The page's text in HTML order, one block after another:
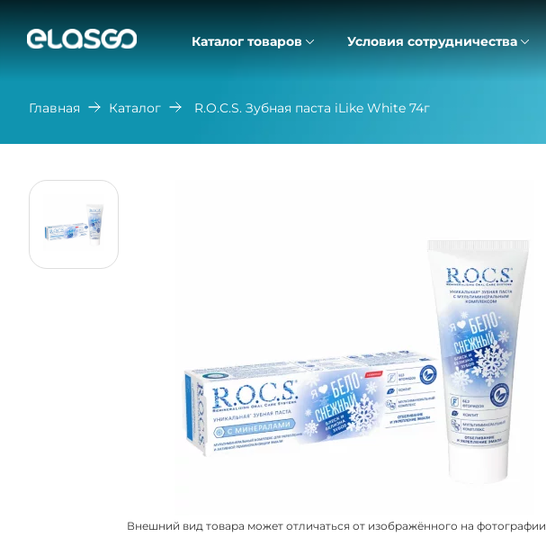
Каталог товаров Условия сотрудничества
Главная Каталог R.O.C.S. Зубная паста iLike White 74г
Внешний вид товара может отличаться от изображённого на фотографии